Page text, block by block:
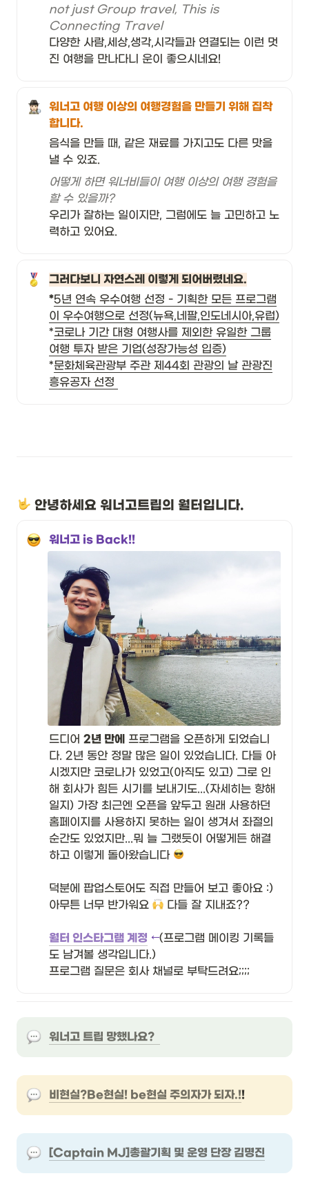
not just Group travel, This is
Connecting Travel
다양한 사람,세상,생각,시각들과 연결되는 이런 멋
진 여행을 만나다니 운이 좋으시네요!
워너고 여행 이상의 여행경험을 만들기 위해 집착
합니다.
음식을 만들 때, 같은 재료를 가지고도 다른 맛을
낼 수 있죠.
어떻게 하면 워너비들이 여행 이상의 여행 경험을
할 수 있을까?
우리가 잘하는 일이지만, 그럼에도 늘 고민하고 노
력하고 있어요.
그러다보니 자연스레 이렇게 되어버렸네요.
*5년 연속 우수여행 선정 - 기획한 모든 프로그램
*코로나 기간 대형 여행사를 제외한 유일한 그룹
*문화체육관광부 주관 제44회 관광의 날 관광진
흥유공자 선정
안녕하세요 워너고트립의 월터입니다.
워너고 is Back!!
드디어 2년 만에 프로그램을 오픈하게 되었습니
다. 2년 동안 정말 많은 일이 있었습니다. 다들 아
시겠지만 코로나가 있었고(아직도 있고) 그로 인
해 회사가 힘든 시기를 보내기도...(자세히는 항해
일지) 가장 최근엔 오픈을 앞두고 원래 사용하던
홈페이지를 사용하지 못하는 일이 생겨서 좌절의
순간도 있었지만...뭐 늘 그랬듯이 어떻게든 해결
하고 이렇게 돌아왔습니다
덕분에 팝업스토어도 직접 만들어 보고 좋아요 :)
아무튼 너무 반가워요
다들 잘 지내죠??
월터 인스타그램 계정 ←(프로그램 메이킹 기록들
도 남겨볼 생각입니다.)
프로그램 질문은 회사 채널로 부탁드려요;;;;
워너고 트립 망했나요?
비현실?Be현실! be현실 주의자가 되자.!!
[Captain MJ]총괄기획 및 운영 단장 김명진